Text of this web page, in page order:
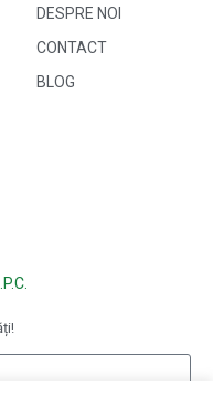
DESPRE NOI
CONTACT
BLOG